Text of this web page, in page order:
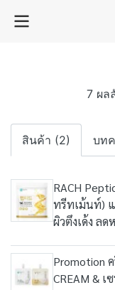
7 ผล
สินค้า (2) บท
RACH
ทรีทเม้นท์)
ผิวตึงเด้ง ล
Promotion ค
CREAM & เ